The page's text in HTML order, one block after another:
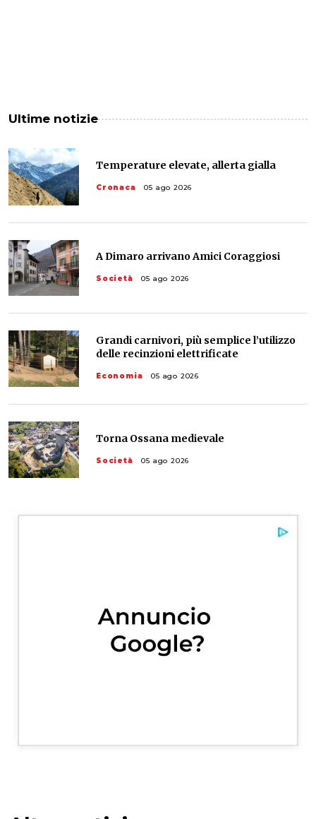
Ultime notizie
Temperature elevate, allerta gialla
Cronaca 05 ago 2026
A Dimaro arrivano Amici Coraggiosi
Società 05 ago 2026
Grandi carnivori, più semplice l’utilizzo
delle recinzioni elettrificate
Economia 05 ago 2026
Torna Ossana medievale
Società 05 ago 2026